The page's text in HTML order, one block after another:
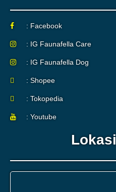
: Facebook
: IG Faunafella Care
: IG Faunafella Dog
: Shopee
: Tokopedia
: Youtube
Lokasi